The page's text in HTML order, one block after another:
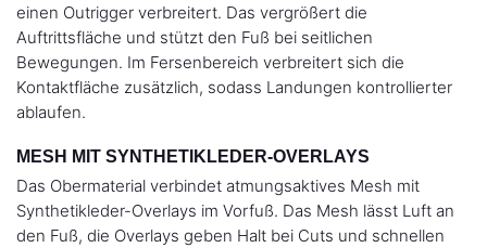
einen Outrigger verbreitert. Das vergrößert die
Auftrittsfläche und stützt den Fuß bei seitlichen
Bewegungen. Im Fersenbereich verbreitert sich die
Kontaktfläche zusätzlich, sodass Landungen kontrollierter
ablaufen.
MESH MIT SYNTHETIKLEDER-OVERLAYS
Das Obermaterial verbindet atmungsaktives Mesh mit
Synthetikleder-Overlays im Vorfuß. Das Mesh lässt Luft an
den Fuß, die Overlays geben Halt bei Cuts und schnellen